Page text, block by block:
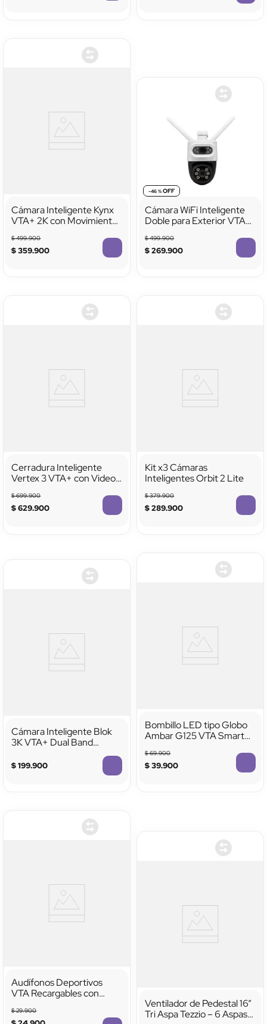
Cámara Inteligente Kynx
VTA+ 2K con Movimiento
Visión Nocturna a Color
$499.900
$359.900
-46 %
Cámara WiFi Inteligente
Doble para Exterior VTA+
$499.900
$269.900
Cerradura Inteligente
Vertex 3 VTA+ con Video
$699.900
$629.900
Kit x3 Cámaras
Inteligentes Orbit 2 Lite
$379.900
$289.900
Cámara Inteligente Blok
3K VTA+ Dual Band
Movimiento Interior con
Zoom y Visión Nocturna
$199.900
Bombillo LED tipo Globo
Ambar G125 VTA Smart
$69.900
$39.900
Audífonos Deportivos
VTA Recargables con
$29.900
Ventilador de Pedestal 16”
Tri Aspa Tezzio – 6 Aspas,